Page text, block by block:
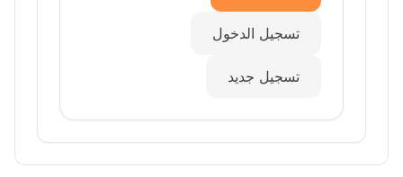
تسجيل الدخول
تسجيل جديد